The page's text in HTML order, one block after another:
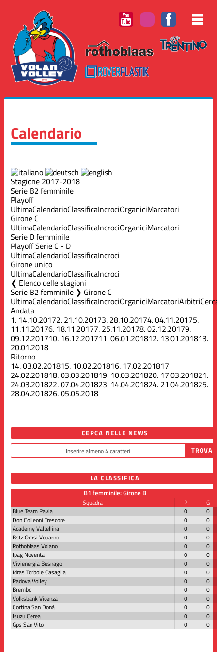
Calendario
Stagione 2017-2018
Serie B2 femminile
Playoff
UltimaCalendarioClassificaIncrociOrganiciMarcatori
Girone C
UltimaCalendarioClassificaIncrociOrganiciMarcatori
Serie D femminile
Playoff Serie C - D
UltimaCalendarioClassificaIncroci
Girone unico
UltimaCalendarioClassificaIncroci
Elenco delle stagioni
Serie B2 femminile ❯ Girone C
UltimaCalendarioClassificaIncrociOrganiciMarcatoriArbitri
Andata
1. 14.10.20172. 21.10.20173. 28.10.20174.04.11.20175.
11.11.20176. 18.11.20177. 25.11.20178.02.12.20179.
09.12.201710. 16.12.201711.06.01.201812. 13.01.201813.
20.01.2018
Ritorno
14.03.02.201815. 10.02.201816. 17.02.201817.
24.02.201818.03.03.201819. 10.03.201820. 17.03.201821.
24.03.201822.07.04.201823. 14.04.201824. 21.04.201825.
28.04.201826.05.05.2018
CERCA NELLE NEWS
LA CLASSIFICA
B1 femminile: Girone B
Squadra P
G
Blue Team Pavia
0
0
Don Colleoni Trescore
0
0
Academy Valtellina
0
0
Bstz Omsi Vobarno
0
0
Rothoblaas Volano
0
0
Ipag Noventa
0
0
Vivienergia Busnago
0
0
Idras Torbole Casaglia
0
0
Padova Volley
0
0
Brembo
0
0
Volksbank Vicenza
0
0
Cortina San Donà
0
0
Isuzu Cerea
0
0
Gps San Vito
0 0